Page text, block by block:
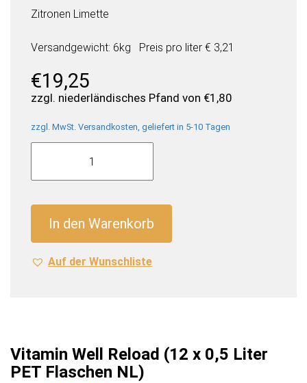
Zitronen Limette
Versandgewicht: 6kg Preis pro liter € 3,21
€19,25
zzgl. niederländisches Pfand von €1,80
zzgl. MwSt. Versandkosten, geliefert in 5-10 Tagen
Vitamin
Reload
Liter
PET
In den Warenkorb
Auf der Wunschliste
Vitamin Well Reload (12 x 0,5 Liter
PET Flaschen NL)